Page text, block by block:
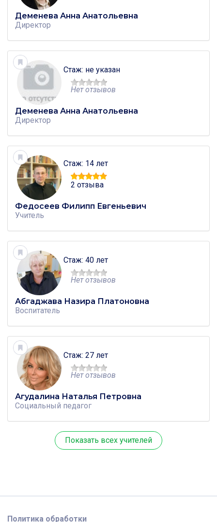
Деменева Анна Анатольевна
Директор
Стаж: не указан
Нет отзывов
Деменева Анна Анатольевна
Директор
Стаж: 14 лет
2 отзыва
Федосеев Филипп Евгеньевич
Учитель
Стаж: 40 лет
Нет отзывов
Абгаджава Назира Платоновна
Воспитатель
Стаж: 27 лет
Нет отзывов
Агудалина Наталья Петровна
Социальный педагог
Показать всех учителей
Политика обработки